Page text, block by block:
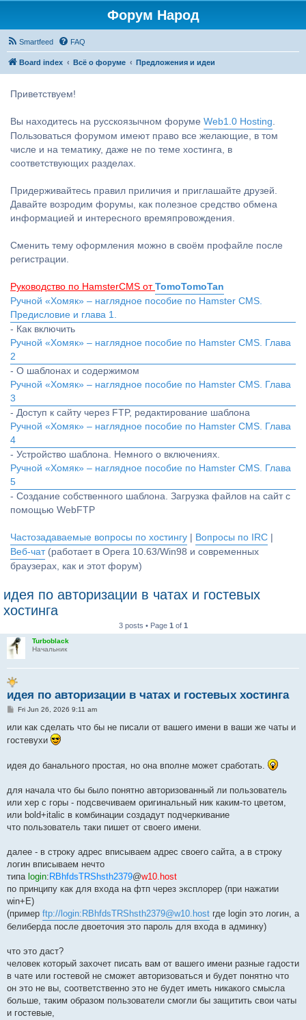
Форум Народ
Smartfeed FAQ
Board index Всё о форуме Предложения и идеи
Приветствуем!
Вы находитесь на русскоязычном форуме Web1.0 Hosting.
Пользоваться форумом имеют право все желающие, в том
числе и на тематику, даже не по теме хостинга, в
соответствующих разделах.
Придерживайтесь правил приличия и приглашайте друзей.
Давайте возродим форумы, как полезное средство обмена
информацией и интересного времяпровождения.
Сменить тему оформления можно в своём профайле после
регистрации.
Руководство по HamsterCMS от TomoTomoTan
Ручной «Хомяк» – наглядное пособие по Hamster CMS.
Предисловие и глава 1.
- Как включить
Ручной «Хомяк» – наглядное пособие по Hamster CMS. Глава
2
- О шаблонах и содержимом
Ручной «Хомяк» – наглядное пособие по Hamster CMS. Глава
3
- Доступ к сайту через FTP, редактирование шаблона
Ручной «Хомяк» – наглядное пособие по Hamster CMS. Глава
4
- Устройство шаблона. Немного о включениях.
Ручной «Хомяк» – наглядное пособие по Hamster CMS. Глава
5
- Создание собственного шаблона. Загрузка файлов на сайт с
помощью WebFTP
Частозадаваемые вопросы по хостингу Вопросы по IRC
Веб-чат(работает в Opera 10.63/Win98 и современных
браузерах, как и этот форум)
идея по авторизации в чатах и гостевых
хостинга
3 posts • Page 1 of 1
Turboblack
Начальник
идея по авторизации в чатах и гостевых хостинга
P
s
Fri Jun 26, 2026 9:11 am
или как сделать что бы не писали от вашего имени в ваши же чаты и
гостевухи
идея до банального простая, но она вполне может сработать.
для начала что бы было понятно авторизованный ли пользователь
или хер с горы - подсвечиваем оригинальный ник каким-то цветом,
или bold+italic в комбинации создадут подчеркивание
что пользователь таки пишет от своего имени.
далее - в строку адрес вписываем адрес своего сайта, а в строку
логин вписываем нечто
типа login: RBhfdsTRShsth2379@w10.host
по принципу как для входа на фтп через эксплорер (при нажатии
win+E)
(пример ftp://login:RBhfdsTRShsth2379@w10.host где login это логин, а
белиберда после двоеточия это пароль для входа в админку)
что это даст?
человек который захочет писать вам от вашего имени разные гадости
в чате или гостевой не сможет авторизоваться и будет понятно что
он это не вы, соответственно это не будет иметь никакого смысла
больше, таким образом пользователи смогли бы защитить свои чаты
и гостевые,